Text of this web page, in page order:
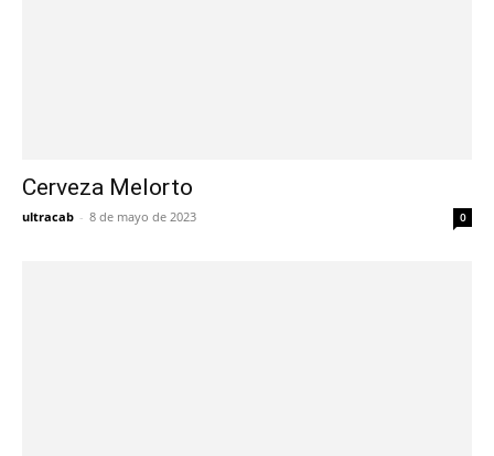
Cerveza Melorto
ultracab - 8 de mayo de 2023 0